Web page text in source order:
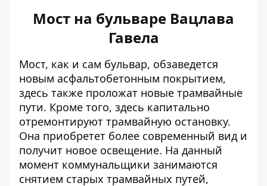
Мост на бульваре Вацлава
Гавела
Мост, как и сам бульвар, обзаведется
новым асфальтобетонным покрытием,
здесь также проложат новые трамвайные
пути. Кроме того, здесь капитально
отремонтируют трамвайную остановку.
Она приобретет более современный вид и
получит новое освещение. На данный
момент коммунальщики занимаются
снятием старых трамвайных путей,